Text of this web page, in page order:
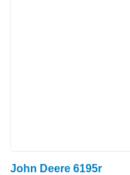
John Deere 6195r